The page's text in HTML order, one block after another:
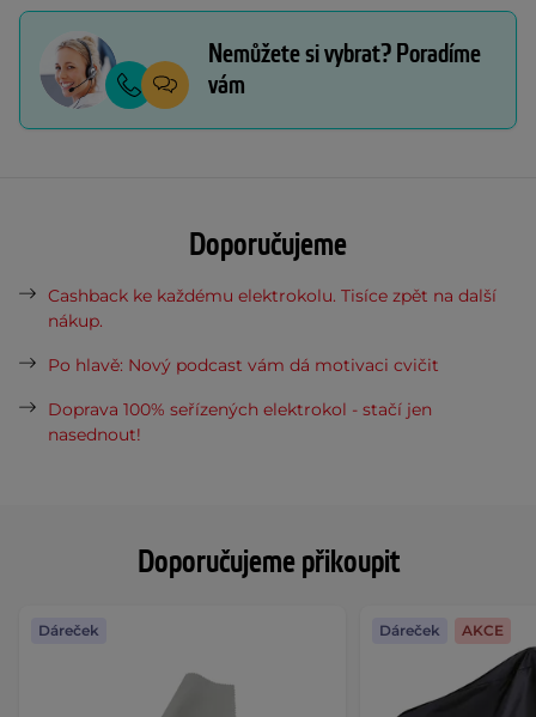
Doporučujeme přikoupit
Dáreček Dáreček AKCE
Nemůžete si vybrat? Poradíme
vám
Doporučujeme
Cashback ke každému elektrokolu. Tisíce zpět na další
nákup.
Po hlavě: Nový podcast vám dá motivaci cvičit
Doprava 100% seřízených elektrokol - stačí jen
nasednout!